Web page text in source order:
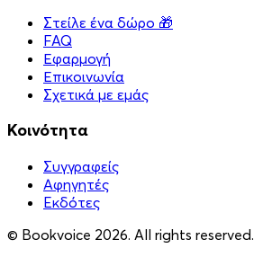
Στείλε ένα δώρο 🎁
FAQ
Εφαρμογή
Επικοινωνία
Σχετικά με εμάς
Κοινότητα
Συγγραφείς
Αφηγητές
Eκδότες
© Bookvoice 2026. All rights reserved.